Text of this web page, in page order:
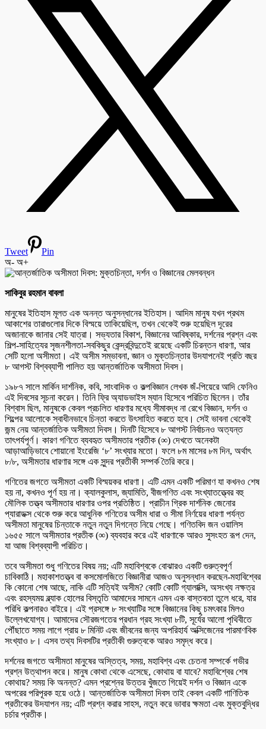
Tweet
Pin
অ- অ+
সাকিবুর রহমান বাবলা
মানুষের ইতিহাস মূলত এক অনন্ত অনুসন্ধানের ইতিহাস। আদিম মানুষ যখন প্রথম
আকাশের তারাগুলোর দিকে বিস্ময়ে তাকিয়েছিল, তখন থেকেই শুরু হয়েছিল দূরের
অজানাকে জানার সেই যাত্রা। সভ্যতার বিকাশ, বিজ্ঞানের আবিষ্কার, দর্শনের প্রশ্ন এবং
শিল্প-সাহিত্যের সৃজনশীলতা-সবকিছুর কেন্দ্রবিন্দুতেই রয়েছে একটি চিরন্তন ধারণা, আর
সেটি হলো অসীমতা। এই অসীম সম্ভাবনা, জ্ঞান ও মুক্তচিন্তার উদযাপনেই প্রতি বছর
৮ আগস্ট বিশ্বব্যাপী পালিত হয় আন্তর্জাতিক অসীমতা দিবস।
১৯৮৭ সালে মার্কিন দার্শনিক, কবি, সাংবাদিক ও কল্পবিজ্ঞান লেখক জঁ-পিয়েরে আদি ফেনিও
এই দিবসের সূচনা করেন। তিনি ফ্রি অ্যাডভাইস ম্যান হিসেবে পরিচিত ছিলেন। তাঁর
বিশ্বাস ছিল, মানুষকে কেবল প্রচলিত ধারণার মধ্যে সীমাবদ্ধ না রেখে বিজ্ঞান, দর্শন ও
শিল্পের আলোকে স্বাধীনভাবে চিন্তা করতে উৎসাহিত করতে হবে। সেই ভাবনা থেকেই
জন্ম নেয় আন্তর্জাতিক অসীমতা দিবস। দিনটি হিসেবে ৮ আগস্ট নির্বাচনও অত্যন্ত
তাৎপর্যপূর্ণ। কারণ গণিতে ব্যবহৃত অসীমতার প্রতীক (∞) দেখতে অনেকটা
আড়াআড়িভাবে শোয়ানো ইংরেজি ‘৮’ সংখ্যার মতো। ফলে ৮ম মাসের ৮ম দিন, অর্থাৎ
৮/৮, অসীমতার ধারণার সঙ্গে এক সুন্দর প্রতীকী সম্পর্ক তৈরি করে।
গণিতের জগতে অসীমতা একটি বিস্ময়কর ধারণা। এটি এমন একটি পরিমাণ যা কখনও শেষ
হয় না, কখনও পূর্ণ হয় না। ক্যালকুলাস, জ্যামিতি, বীজগণিত এবং সংখ্যাতত্ত্বের বহু
মৌলিক তত্ত্ব অসীমতার ধারণার ওপর প্রতিষ্ঠিত। প্রাচীন গ্রিক দার্শনিক জেনোর
প্যারাডক্স থেকে শুরু করে আধুনিক গণিতের অসীম ধারা ও সীমা নির্ণয়ের ধারণা পর্যন্ত
অসীমতা মানুষের চিন্তাকে নতুন নতুন দিগন্তে নিয়ে গেছে। গণিতবিদ জন ওয়ালিস
১৬৫৫ সালে অসীমতার প্রতীক (∞) ব্যবহার করে এই ধারণাকে আরও সুসংহত রূপ দেন,
যা আজ বিশ্বব্যাপী পরিচিত।
তবে অসীমতা শুধু গণিতের বিষয় নয়; এটি মহাবিশ্বকে বোঝারও একটি গুরুত্বপূর্ণ
চাবিকাঠি। মহাকাশতত্ত্ব বা কসমোলজিতে বিজ্ঞানীরা আজও অনুসন্ধান করছেন-মহাবিশ্বের
কি কোনো শেষ আছে, নাকি এটি সত্যিই অসীম? কোটি কোটি গ্যালাক্সি, অসংখ্য নক্ষত্র
এবং রহস্যময় ব্ল্যাক হোলের বিস্তৃতি আমাদের সামনে এমন এক বাস্তবতা তুলে ধরে, যার
পরিধি কল্পনারও বাইরে। এই প্রসঙ্গে ৮ সংখ্যাটির সঙ্গে বিজ্ঞানের কিছু চমৎকার মিলও
উল্লেখযোগ্য। আমাদের সৌরজগতের প্রধান গ্রহ সংখ্যা ৮টি, সূর্যের আলো পৃথিবীতে
পৌঁছাতে সময় লাগে প্রায় ৮ মিনিট এবং জীবনের জন্য অপরিহার্য অক্সিজেনের পারমাণবিক
সংখ্যাও ৮। এসব তথ্য দিবসটির প্রতীকী গুরুত্বকে আরও সমৃদ্ধ করে।
দর্শনের জগতে অসীমতা মানুষের অস্তিত্ব, সময়, মহাবিশ্ব এবং চেতনা সম্পর্কে গভীর
প্রশ্ন উত্থাপন করে। মানুষ কোথা থেকে এসেছে, কোথায় বা যাবে? মহাবিশ্বের শেষ
কোথায়? সময় কি অনন্ত? এমন প্রশ্নের উত্তর খুঁজতে গিয়েই দর্শন ও বিজ্ঞান একে
অপরের পরিপূরক হয়ে ওঠে। আন্তর্জাতিক অসীমতা দিবস তাই কেবল একটি গাণিতিক
প্রতীকের উদযাপন নয়; এটি প্রশ্ন করার সাহস, নতুন করে ভাবার ক্ষমতা এবং মুক্তবুদ্ধির
চর্চার প্রতীক।